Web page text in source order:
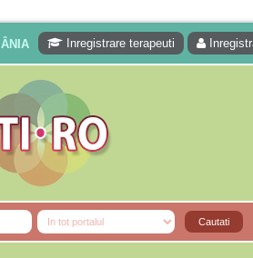
Inregistrare terapeuti